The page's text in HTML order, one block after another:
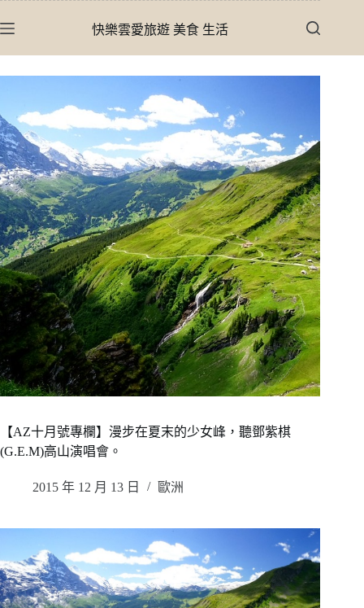
至
快樂雲愛旅遊 美食 生活
【AZ十月號專欄】漫步在夏末的少女峰，聽鄧紫棋
(G.E.M)高山演唱會。
2015 年 12 月 13 日 歐洲